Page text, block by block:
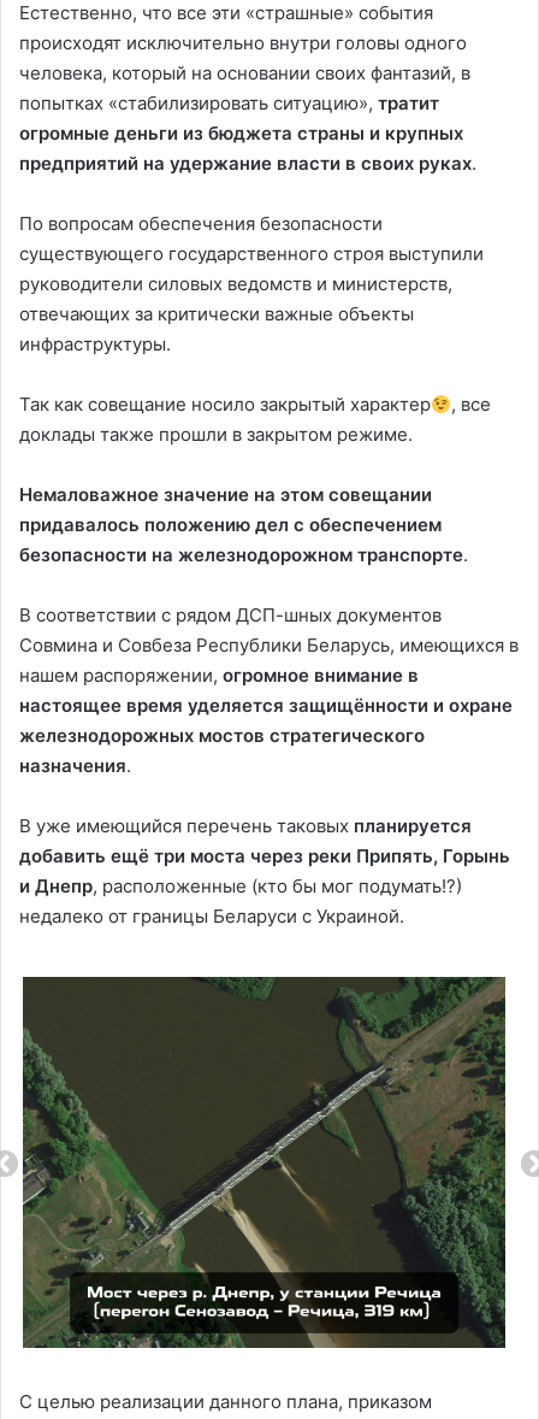
Естественно, что все эти «страшные» события
происходят исключительно внутри головы одного
человека, который на основании своих фантазий, в
попытках «стабилизировать ситуацию», тратит
огромные деньги из бюджета страны и крупных
предприятий на удержание власти в своих руках.
По вопросам обеспечения безопасности
существующего государственного строя выступили
руководители силовых ведомств и министерств,
отвечающих за критически важные объекты
инфраструктуры.
Так как совещание носило закрытый характер
, все
доклады также прошли в закрытом режиме.
Немаловажное значение на этом совещании
придавалось положению дел с обеспечением
безопасности на железнодорожном транспорте.
В соответствии с рядом ДСП-шных документов
Совмина и Совбеза Республики Беларусь, имеющихся в
нашем распоряжении, огромное внимание в
настоящее время уделяется защищённости и охране
железнодорожных мостов стратегического
назначения.
В уже имеющийся перечень таковых планируется
добавить ещё три моста через реки Припять, Горынь
и Днепр, расположенные (кто бы мог подумать!?)
недалеко от границы Беларуси с Украиной.
С целью реализации данного плана, приказом